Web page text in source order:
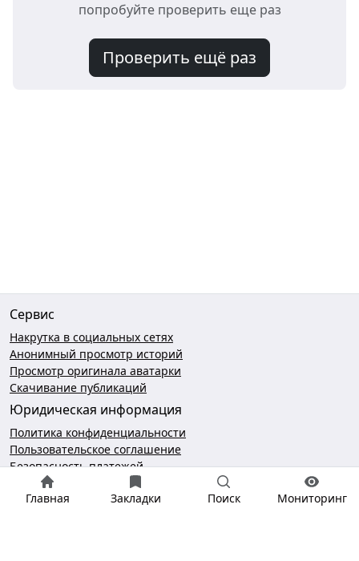
Главная Закладки Поиск Мониторинг
попробуйте проверить еще раз
Проверить ещё раз
Сервис
Накрутка в социальных сетях
Анонимный просмотр историй
Просмотр оригинала аватарки
Скачивание публикаций
Юридическая информация
Политика конфиденциальности
Пользовательское соглашение
Безопасность платежей
Чат поддержки